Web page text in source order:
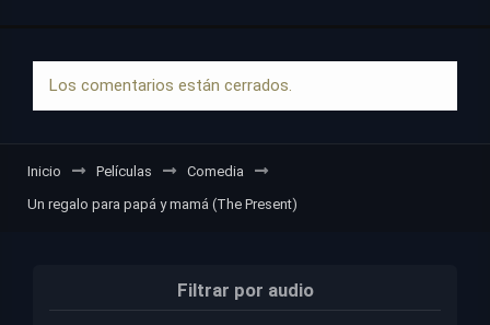
Los comentarios están cerrados.
Inicio Películas
Comedia
Un regalo para papá y mamá (The Present)
Filtrar por audio